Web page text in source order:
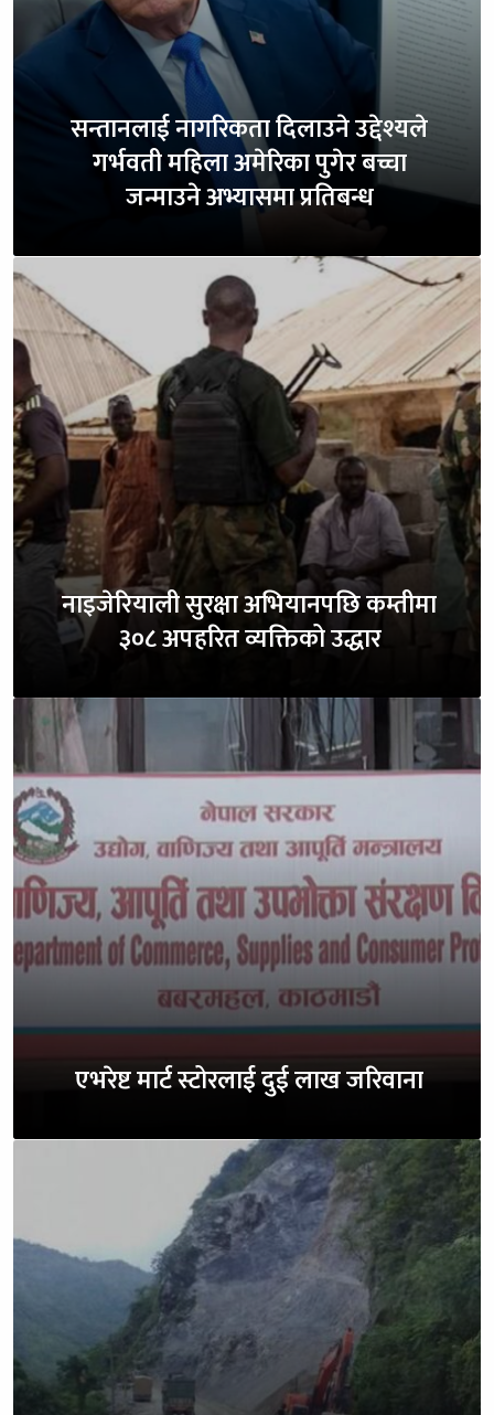
सन्तानलाई नागरिकता दिलाउने उद्देश्यले
गर्भवती महिला अमेरिका पुगेर बच्चा
जन्माउने अभ्यासमा प्रतिबन्ध
नाइजेरियाली सुरक्षा अभियानपछि कम्तीमा
३०८ अपहरित व्यक्तिको उद्धार
एभरेष्ट मार्ट स्टोरलाई दुई लाख जरिवाना